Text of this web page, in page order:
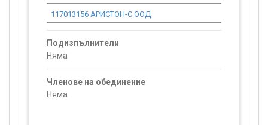
117013156 АРИСТОН-С ООД
Подизпълнители
Няма
Членове на обединение
Няма